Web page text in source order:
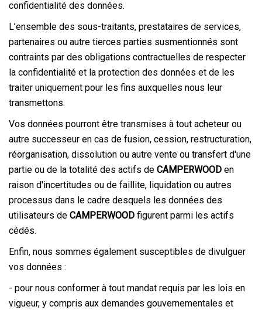
confidentialité des données.
L’ensemble des sous-traitants, prestataires de services,
partenaires ou autre tierces parties susmentionnés sont
contraints par des obligations contractuelles de respecter
la confidentialité et la protection des données et de les
traiter uniquement pour les fins auxquelles nous leur
transmettons.
Vos données pourront être transmises à tout acheteur ou
autre successeur en cas de fusion, cession, restructuration,
réorganisation, dissolution ou autre vente ou transfert d'une
partie ou de la totalité des actifs de CAMPERWOOD en
raison d'incertitudes ou de faillite, liquidation ou autres
processus dans le cadre desquels les données des
utilisateurs de CAMPERWOOD figurent parmi les actifs
cédés.
Enfin, nous sommes également susceptibles de divulguer
vos données :
- pour nous conformer à tout mandat requis par les lois en
vigueur, y compris aux demandes gouvernementales et